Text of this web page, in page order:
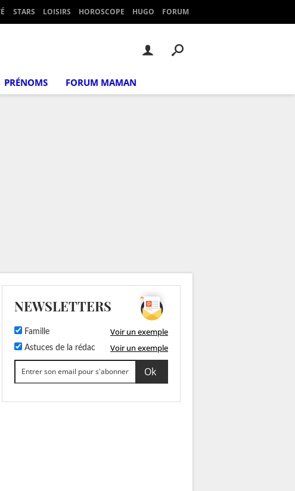
STARS LOISIRS HOROSCOPE HUGO FORUM
PRÉNOMS FORUM MAMAN
NEWSLETTERS
Famille Voir un exemple
Astuces de la rédac Voir un exemple